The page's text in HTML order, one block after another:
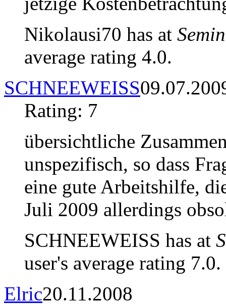
Nikolausi70 has at
average rating 4.0.
SCHNEEWEISS
Rating: 7
übersichtliche
unspezifisch, so dass
eine gute Arbeitshilfe,
Juli 2009 allerdings
SCHNEEWEISS has at
user's average rating 7.0.
Elric20.11.2008